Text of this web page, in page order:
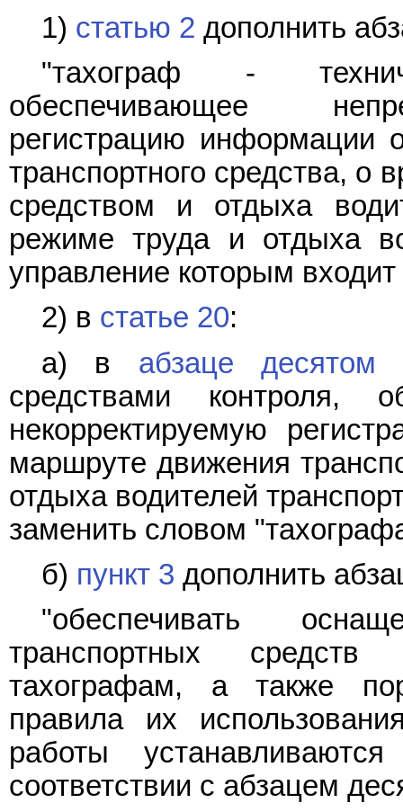
1) статью 2 дополнить
"тахограф -
обеспечивающее
регистрацию информации
транспортного средства, о
средством и отдыха
режиме труда и отдыха
управление которым
2) в статье 20:
а) в абзаце десятом
средствами контроля,
некорректируемую
маршруте движения
отдыха водителей
заменить словом
б) пункт 3 дополнить
"обеспечивать
транспортных
тахографам, а также
правила их
работы
соответствии с абзацем